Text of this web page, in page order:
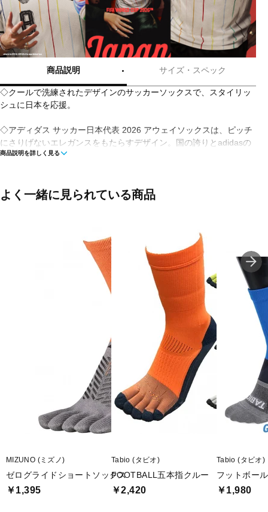
商品説明 サイズ・スペック
◇クールで洗練されたデザインのサッカーソックスで、スタイリッ
シュに日本を応援。
◇アディダス サッカー日本代表 2026 アウェイソックスは、ピッチ
にさりげないエレガンスをもたらすデザイン。国の誇りとadidasの
ブランドレガシーの両方を思い起こさせる、クラシックで落ち着い
をサポート。カフにはクラシックなスリーストライプスと
も、あなたの一歩一歩を際立たせる。フィールドにいるときも、ス
タンドから応援しているときも、頼りになるソックス。試合にかけ
る情熱を胸に、足で語ろう。
商品説明を詳しく見る
よく一緒に見られている商品
MIZUNO (ミズノ)
ゼログライドショートソックス
￥1,395
Tabio (タビオ)
FOOTBALL五本指クルー
￥2,420
Tabio (タビオ)
フットボー
￥1,980